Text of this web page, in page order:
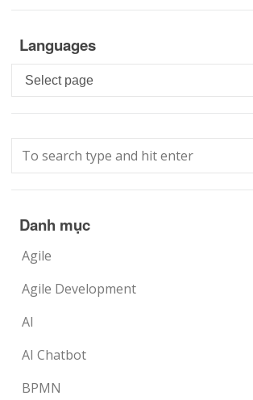
Languages
Languages
Danh mục
Agile
Agile Development
AI
AI Chatbot
BPMN